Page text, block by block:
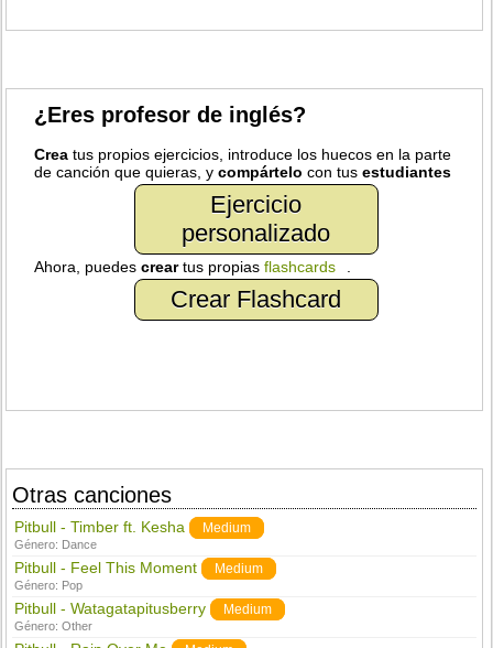
¿Eres profesor de inglés?
Crea tus propios ejercicios, introduce los huecos en la parte
de canción que quieras, ycompártelo con tusestudiantes
Ejercicio
personalizado
Ahora, puedescreartus propiasflashcards
Crear Flashcard
Otras canciones
Pitbull - Timber ft. Kesha Medium
Género: Dance
Pitbull - Feel This Moment Medium
Género: Pop
Pitbull - Watagatapitusberry Medium
Género:Other